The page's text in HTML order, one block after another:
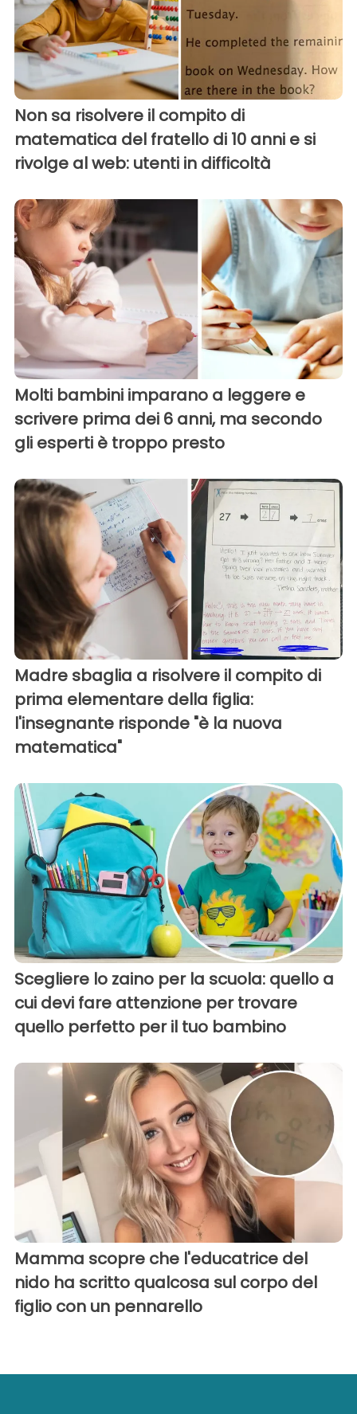
Non sa risolvere il compito di
matematica del fratello di 10 anni e si
rivolge al web: utenti in difficoltà
Molti bambini imparano a leggere e
scrivere prima dei 6 anni, ma secondo
gli esperti è troppo presto
Madre sbaglia a risolvere il compito di
prima elementare della figlia:
l'insegnante risponde "è la nuova
matematica"
Scegliere lo zaino per la scuola: quello a
cui devi fare attenzione per trovare
quello perfetto per il tuo bambino
Mamma scopre che l'educatrice del
nido ha scritto qualcosa sul corpo del
figlio con un pennarello